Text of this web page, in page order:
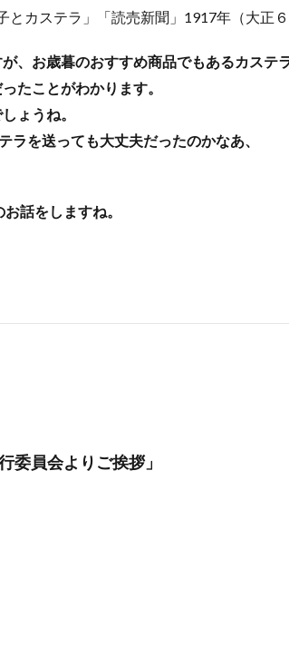
とカステラ」「読売新聞」1917年（大正
、お歳暮のおすすめ商品でもあるカステラ
たことがわかります。
ょうね。
ラを送っても大丈夫だったのかなあ、
話をしますね。
員会よりご挨拶」